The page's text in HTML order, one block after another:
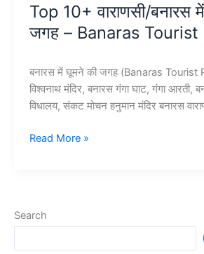
Top 10+ वाराणसी/बनारस
जगह – Banaras Tourist
बनारस में घूमने की जगह (Banaras Tourist
विश्वनाथ मंदिर, बनारस गंगा घाट, गंगा आरती,
विधालय, संकट मोचन हनुमान मंदिर बनारस
Top
घूमने
Read More »
Search